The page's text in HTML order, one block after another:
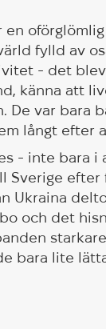
en
fylld av
- det
känna att
De var bara
långt efter
- inte bara
Sverige efter
Ukraina
och det
bara lite